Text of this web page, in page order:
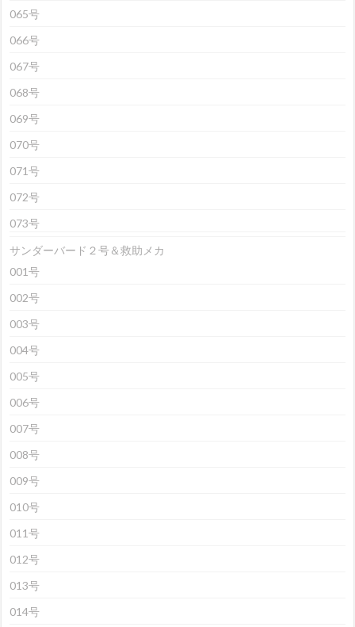
065号
066号
067号
068号
069号
070号
071号
072号
073号
サンダーバード２号＆救助メカ
001号
002号
003号
004号
005号
006号
007号
008号
009号
010号
011号
012号
013号
014号